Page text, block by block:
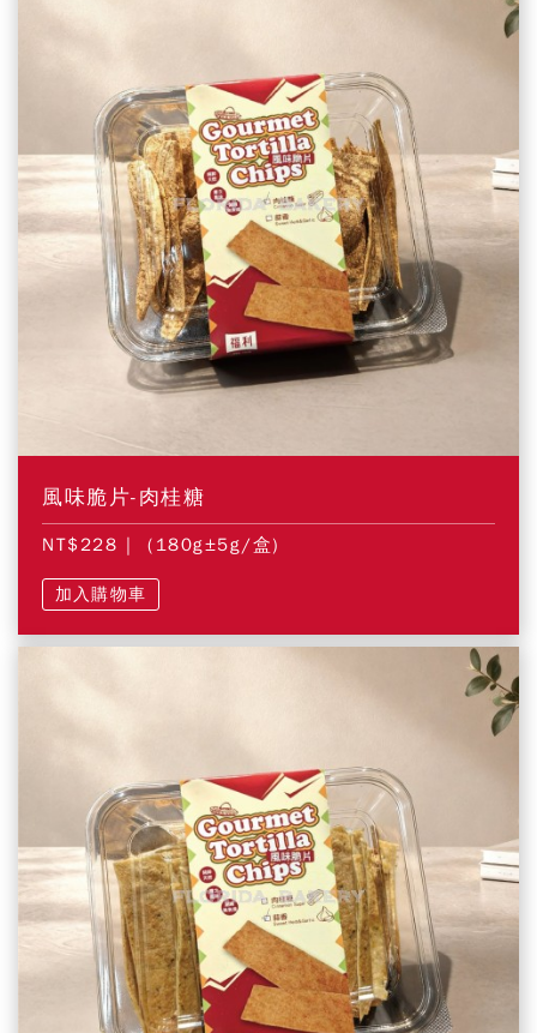
風味脆片-肉桂糖
NT$228 | (180g±5g/盒)
加入購物車